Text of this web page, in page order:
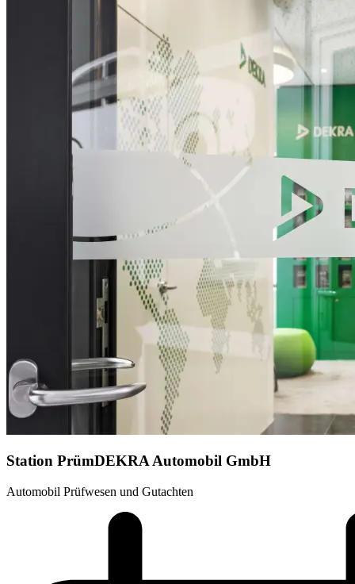
Station PrümDEKRA Automobil GmbH
Automobil Prüfwesen und Gutachten